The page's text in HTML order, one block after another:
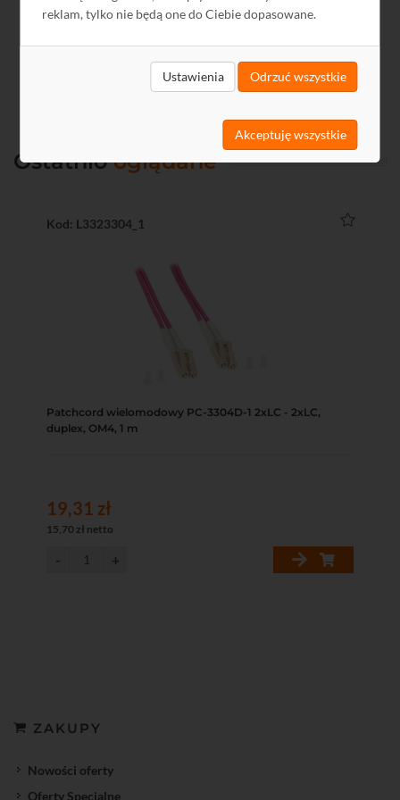
reklam, tylko nie będą one do Ciebie dopasowane.
Ustawienia Odrzuć wszystkie
Akceptuję wszystkie
Ostatniooglądane
Kod: L3323304_1
Patchcord wielomodowy PC-3304D-1 2xLC - 2xLC,
duplex, OM4, 1 m
19,31 zł
15,70 zł netto
ZAKUPY
Nowości oferty
Oferty Specjalne